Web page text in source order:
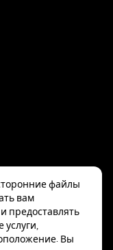
файлы
вам
предоставлять
Вы